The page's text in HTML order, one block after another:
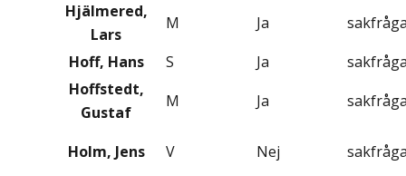
Hjälmered,
Lars
M Ja
Hoff, Hans
S Ja
Hoffstedt,
Gustaf
M Ja
Holm, Jens V Nej